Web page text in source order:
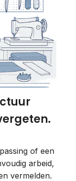
of een
arbeid,
vermelden.